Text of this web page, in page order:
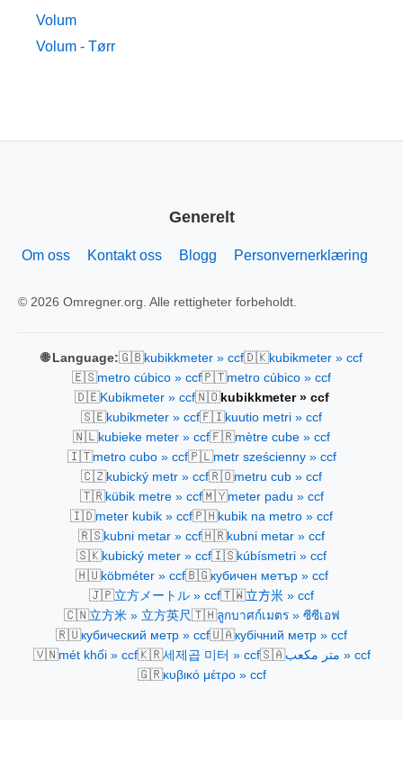
Volum
Volum - Tørr
Generelt
Om oss Kontakt oss Blogg Personvernerklæring
© 2026 Omregner.org. Alle rettigheter forbeholdt.
🌐 Language:🇬🇧kubikkmeter » ccf🇩🇰kubikmeter » ccf
🇪🇸metro cúbico » ccf🇵🇹metro cúbico » ccf
🇩🇪Kubikmeter » ccf🇳🇴kubikkmeter » ccf
🇸🇪kubikmeter » ccf🇫🇮kuutio metri » ccf
🇳🇱kubieke meter » ccf🇫🇷mètre cube » ccf
🇮🇹metro cubo » ccf🇵🇱metr sześcienny » ccf
🇨🇿kubický metr » ccf🇷🇴metru cub » ccf
🇹🇷kübik metre » ccf🇲🇾meter padu » ccf
🇮🇩meter kubik » ccf🇵🇭kubik na metro » ccf
🇷🇸kubni metar » ccf🇭🇷kubni metar » ccf
🇸🇰kubický meter » ccf🇮🇸kúbísmetri » ccf
🇭🇺köbméter » ccf🇧🇬кубичен метър » ccf
🇯🇵立方メートル » ccf🇹🇼立方米 » ccf
🇨🇳立方米 » 立方英尺🇹🇭ลูกบาศก์เมตร » ซีซีเอฟ
🇷🇺кубический метр » ccf🇺🇦кубічний метр » ccf
🇻🇳mét khối » ccf🇰🇷세제곱 미터 » ccf🇸🇦 متر مكعب » ccf
🇬🇷κυβικό μέτρο » ccf